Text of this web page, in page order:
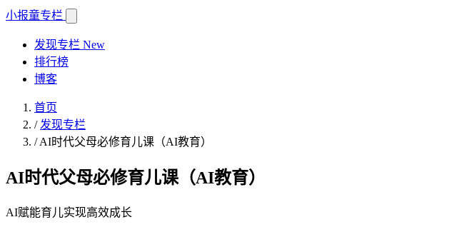
小报童专栏
发现专栏 New
排行榜
博客
首页
/ 发现专栏
/AI时代父母必修育儿课（AI教育）
AI时代父母必修育儿课（AI教育）
AI赋能育儿实现高效成长